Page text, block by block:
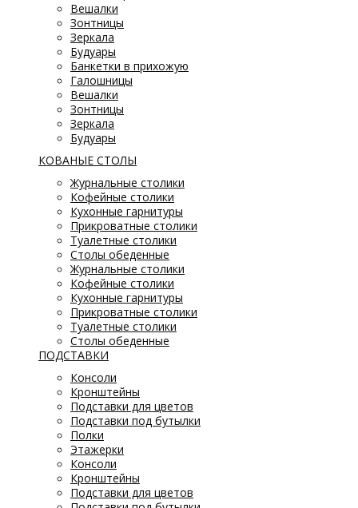
Вешалки
Зонтницы
Зеркала
Будуары
Банкетки в прихожую
Галошницы
Вешалки
Зонтницы
Зеркала
Будуары
КОВАНЫЕ СТОЛЫ
Журнальные столики
Кофейные столики
Кухонные гарнитуры
Прикроватные столики
Туалетные столики
Столы обеденные
Журнальные столики
Кофейные столики
Кухонные гарнитуры
Прикроватные столики
Туалетные столики
Столы обеденные
ПОДСТАВКИ
Консоли
Кронштейны
Подставки для цветов
Подставки под бутылки
Полки
Этажерки
Консоли
Кронштейны
Подставки для цветов